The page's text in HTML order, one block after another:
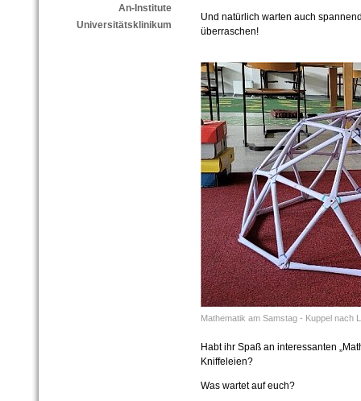
An-Institute
Universitätsklinikum
Und natürlich warten auch
überraschen!
Mathematik am Samstag - Kuppel nach
Habt ihr Spaß an interessanten
Kniffeleien?
Was wartet auf euch?